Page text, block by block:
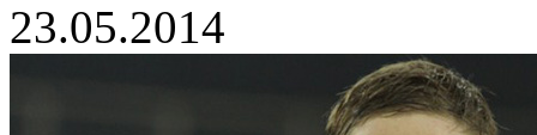
23.05.2014